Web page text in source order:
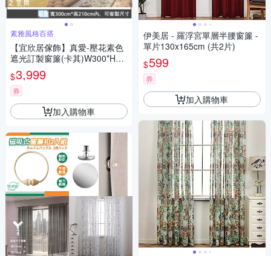
素雅風格百搭
【宜欣居傢飾】真愛-壓花素色
遮光訂製窗簾(卡其)W300*H21
0cm以內*2片/半腰台灣製
$3,999
券
加入購物車
伊美居 - 羅浮宮單層半腰窗簾 -
單片130x165cm (共2片)
$599
券
加入購物車